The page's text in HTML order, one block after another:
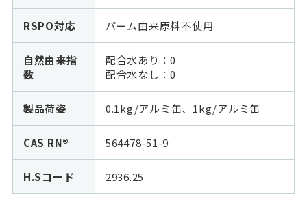
RSPO対応 パーム由来原料不使用
自然由来指
数
配合水あり：0
配合水なし：0
製品荷姿 0.1kg/アルミ缶、1kg/アルミ缶
CAS RN® 564478-51-9
H.Sコード 2936.25